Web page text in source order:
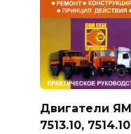
Двигатели
7513.10,